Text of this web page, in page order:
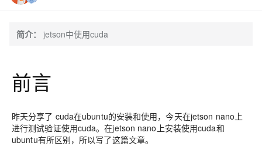
简介： jetson中使用cuda
前言
昨天分享了 cuda在ubuntu的安装和使用，今天在jetson nano上
进行测试验证使用cuda。在jetson nano上安装使用cuda和
ubuntu有所区别，所以写了这篇文章。